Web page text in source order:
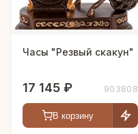
Часы "Резвый скакун"
17 145 ₽ 903808
В корзину